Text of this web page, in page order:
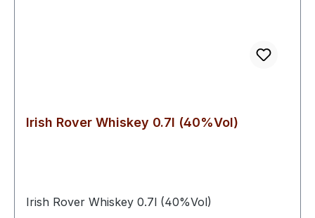
Bourbon & New Oak Fässern. Bernsteinfarben,
in der Nase Aromen von Früchten. Am Gaumen
Irish Rover Whiskey 0.7l (40%Vol)
Irish Rover Whiskey 0.7l (40%Vol)